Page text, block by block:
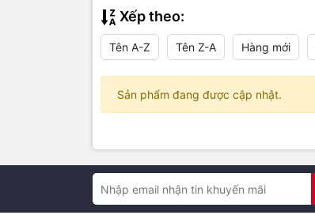
Xếp theo:
Tên A-Z Tên Z-A Hàng mới
Sản phẩm đang được cập nhật.